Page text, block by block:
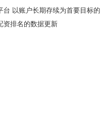
台 以账户长期存续为首要目标的
资排名的数据更新